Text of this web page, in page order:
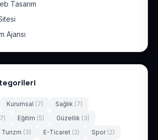
Tasarım
Ajansı
Kurumsal (7) Sağlık (7)
Eğitim (5) Güzellik (3)
Turizm (3) E-Ticaret (2) Spor (2)